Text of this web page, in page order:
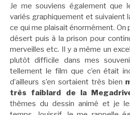
Je me souviens également que
variés graphiquement et suivaient
ce qui me plaisait énormément. On
désert puis à la prison pour
merveilles etc. Il y a même un
plutôt difficile dans mes
tellement le film que c’en était
d’ailleurs s’en sortaient très bien
très faiblard de la
thèmes du dessin animé et je